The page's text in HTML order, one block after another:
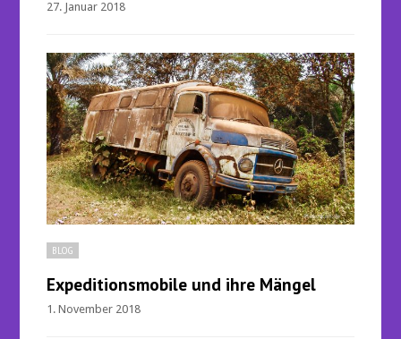
27. Januar 2018
BLOG
Expeditionsmobile und ihre Mängel
1. November 2018